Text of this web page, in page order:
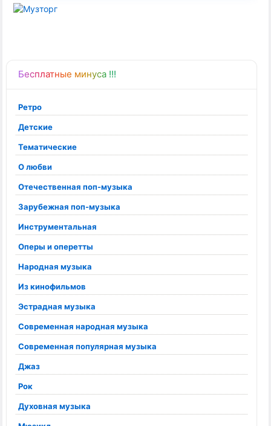
Бесплатные минуса !!!
Ретро
Детские
Тематические
О любви
Отечественная поп-музыка
Зарубежная поп-музыка
Инструментальная
Оперы и оперетты
Народная музыка
Из кинофильмов
Эстрадная музыка
Современная народная музыка
Современная популярная музыка
Джаз
Рок
Духовная музыка